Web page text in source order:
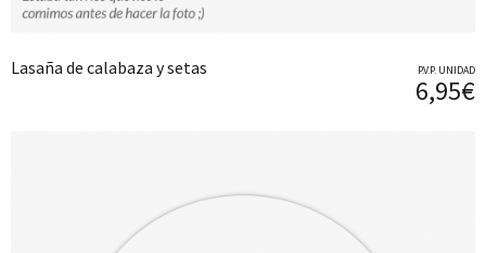
Lasaña de calabaza y setas P.V.P. UNIDAD
6,95€